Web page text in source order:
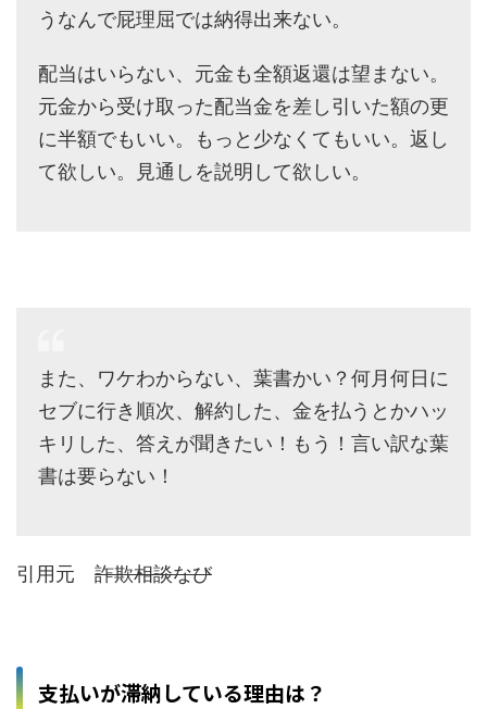
うなんで屁理屈では納得出来ない。
配当はいらない、元金も全額返還は望まない。
元金から受け取った配当金を差し引いた額の更
に半額でもいい。もっと少なくてもいい。返し
て欲しい。見通しを説明して欲しい。
また、ワケわからない、葉書かい？何月何日に
セブに行き順次、解約した、金を払うとかハッ
キリした、答えが聞きたい！もう！言い訳な葉
書は要らない！
引用元 詐欺相談なび
支払いが滞納している理由は？